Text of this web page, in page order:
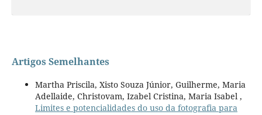
Artigos Semelhantes
Martha Priscila, Xisto Souza Júnior, Guilherme, Maria
Adellaide, Christovam, Izabel Cristina, Maria Isabel ,
Limites e potencialidades do uso da fotografia para